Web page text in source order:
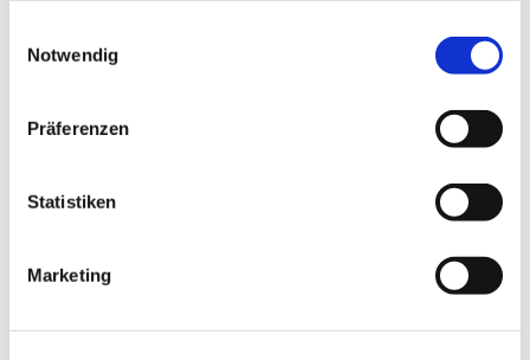
Notwendig
Präferenzen
Statistiken
Marketing